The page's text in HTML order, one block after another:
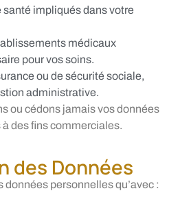
santé impliqués dans votre
médicaux
pour vos soins.
ou de sécurité sociale,
administrative.
ou cédons jamais vos données
des fins commerciales.
des Données
données personnelles qu’avec :